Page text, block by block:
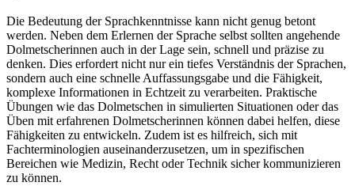
Die Bedeutung der Sprachkenntnisse kann nicht genug betont
werden. Neben dem Erlernen der Sprache selbst sollten angehende
Dolmetscherinnen auch in der Lage sein, schnell und präzise zu
denken. Dies erfordert nicht nur ein tiefes Verständnis der Sprachen,
sondern auch eine schnelle Auffassungsgabe und die Fähigkeit,
komplexe Informationen in Echtzeit zu verarbeiten. Praktische
Übungen wie das Dolmetschen in simulierten Situationen oder das
Üben mit erfahrenen Dolmetscherinnen können dabei helfen, diese
Fähigkeiten zu entwickeln. Zudem ist es hilfreich, sich mit
Fachterminologien auseinanderzusetzen, um in spezifischen
Bereichen wie Medizin, Recht oder Technik sicher kommunizieren
zu können.